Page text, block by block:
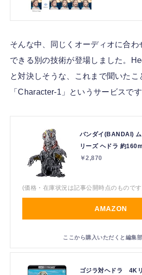
そんな中、同じくオーディオに合
できる別の技術が登場しました。
と対決しそうな、これまで聞いたこ
「Character-1」というサービスです
バンダイ(BANDAI)
リーズ ヘドラ 約
￥2,870
(価格・在庫状況は記事公開時点のもので
AMAZON
ゴジラ対ヘドラ 4K